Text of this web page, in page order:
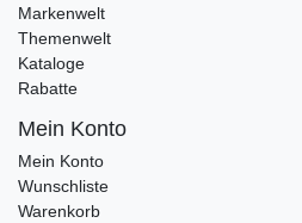
Markenwelt
Themenwelt
Kataloge
Rabatte
Mein Konto
Mein Konto
Wunschliste
Warenkorb